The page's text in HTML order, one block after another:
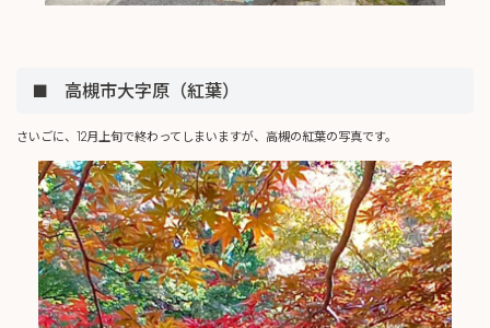
■ 高槻市大字原（紅葉）
さいごに、12月上旬で終わってしまいますが、高槻の紅葉の写真です。